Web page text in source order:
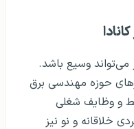
وسیع باشد.
حوزه مهندسی برق
و وظایف شغلی
خلاقانه و نو نیز